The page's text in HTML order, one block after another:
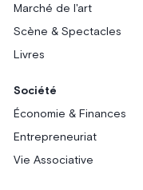
Marché de l'art
Scène & Spectacles
Livres
Société
Économie & Finances
Entrepreneuriat
Vie Associative